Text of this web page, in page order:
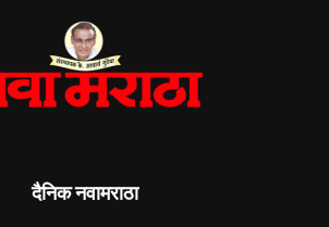
दैनिक नवामराठा